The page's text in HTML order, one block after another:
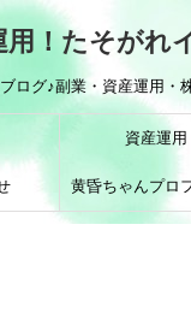
！たそがれ
ログ♪副業・資産運用・
資産運用
黄昏ちゃんプロ